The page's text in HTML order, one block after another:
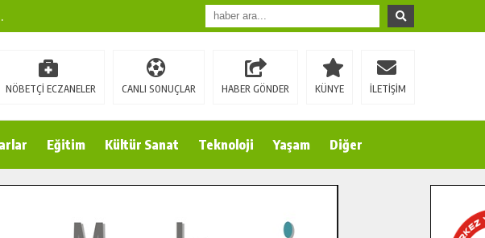
NÖBETÇİ ECZANELER CANLI SONUÇLAR HABER GÖNDER KÜNYE İLETİŞİM
Eğitim Kültür Sanat Teknoloji Yaşam Diğer